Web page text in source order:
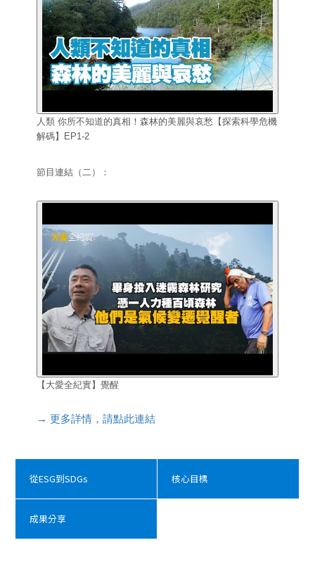
人類 你所不知道的真相！森林的美麗與哀愁【探索科學危機
解碼】EP1-2
節目連結（二）：
【大愛全紀實】覺醒
→ 更多詳情，請點此連結
從ESG到SDGs 核心目標
成果分享